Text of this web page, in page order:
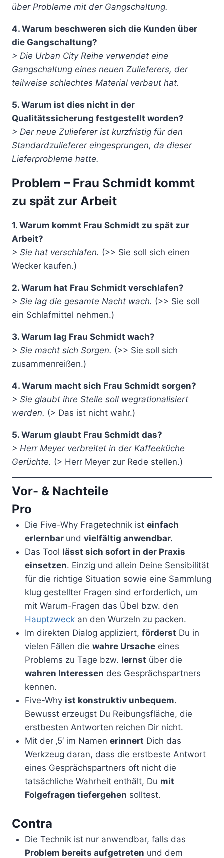
über Probleme mit der Gangschaltung.
4. Warum beschweren sich die Kunden über
die Gangschaltung?
> Die Urban City Reihe verwendet eine
Gangschaltung eines neuen Zulieferers, der
teilweise schlechtes Material verbaut hat.
5. Warum ist dies nicht in der
Qualitätssicherung festgestellt worden?
> Der neue Zulieferer ist kurzfristig für den
Standardzulieferer eingesprungen, da dieser
Lieferprobleme hatte.
Problem – Frau Schmidt kommt
zu spät zur Arbeit
1. Warum kommt Frau Schmidt zu spät zur
Arbeit?
> Sie hat verschlafen. (>> Sie soll sich einen
Wecker kaufen.)
2. Warum hat Frau Schmidt verschlafen?
> Sie lag die gesamte Nacht wach. (>> Sie soll
ein Schlafmittel nehmen.)
3. Warum lag Frau Schmidt wach?
> Sie macht sich Sorgen. (>> Sie soll sich
zusammenreißen.)
4. Warum macht sich Frau Schmidt sorgen?
> Sie glaubt ihre Stelle soll wegrationalisiert
werden. (> Das ist nicht wahr.)
5. Warum glaubt Frau Schmidt das?
> Herr Meyer verbreitet in der Kaffeeküche
Gerüchte. (> Herr Meyer zur Rede stellen.)
Vor- & Nachteile
Pro
Die Five-Why Fragetechnik ist einfach
erlernbar und vielfältig anwendbar.
Das Tool lässt sich sofort in der Praxis
einsetzen. Einzig und allein Deine Sensibilität
für die richtige Situation sowie eine Sammlung
klug gestellter Fragen sind erforderlich, um
mit Warum-Fragen das Übel bzw. den
Hauptzweckan den Wurzeln zu packen.
Im direkten Dialog appliziert, förderst Du in
vielen Fällen die wahre Ursacheeines
Problems zu Tage bzw. lernst über die
wahren Interessen des Gesprächspartners
kennen.
Five-Why ist konstruktiv unbequem.
Bewusst erzeugst Du Reibungsfläche, die
erstbesten Antworten reichen Dir nicht.
Mit der ‚5‘ im Namen erinnert Dich das
Werkzeug daran, dass die erstbeste Antwort
eines Gesprächspartners oft nicht die
tatsächliche Wahrheit enthält, Du mit
Folgefragen tiefergehen solltest.
Contra
Die Technik ist nur anwendbar, falls das
Problem bereits aufgetreten und dem